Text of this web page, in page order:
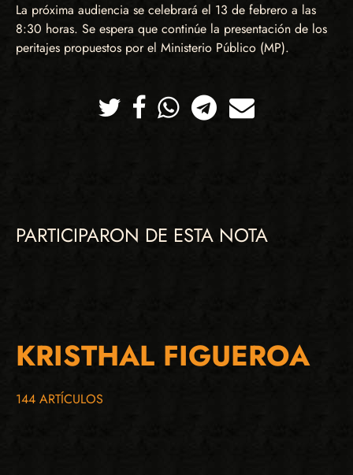
La próxima audiencia se celebrará el 13 de febrero a las
8:30 horas. Se espera que continúe la presentación de los
peritajes propuestos por el Ministerio Público (MP).
TwitterFacebookWhatsappTelegramCorreo
PARTICIPARON DE ESTA NOTA
KRISTHAL FIGUEROA
144 ARTÍCULOS